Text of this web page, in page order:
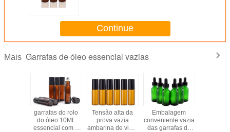
Continue
Mais Garrafas de óleo essencial vazias
garrafas do rolo
do óleo 10ML
essencial com a
Tensão alta da
prova vazia
ambarina de vidro
Embalagem
conveniente vazia
das garrafas de